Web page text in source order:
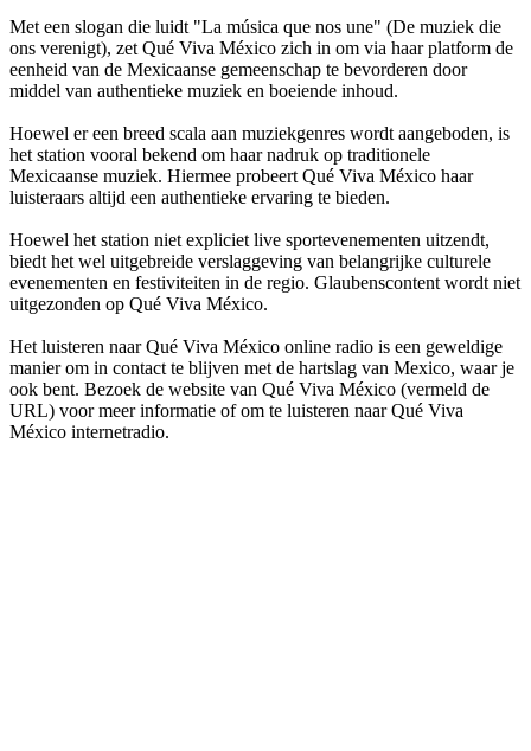
Met een slogan die luidt "La música que nos une" (De muziek die
ons verenigt), zet Qué Viva México zich in om via haar platform de
eenheid van de Mexicaanse gemeenschap te bevorderen door
middel van authentieke muziek en boeiende inhoud.
Hoewel er een breed scala aan muziekgenres wordt aangeboden, is
het station vooral bekend om haar nadruk op traditionele
Mexicaanse muziek. Hiermee probeert Qué Viva México haar
luisteraars altijd een authentieke ervaring te bieden.
Hoewel het station niet expliciet live sportevenementen uitzendt,
biedt het wel uitgebreide verslaggeving van belangrijke culturele
evenementen en festiviteiten in de regio. Glaubenscontent wordt niet
uitgezonden op Qué Viva México.
Het luisteren naar Qué Viva México online radio is een geweldige
manier om in contact te blijven met de hartslag van Mexico, waar je
ook bent. Bezoek de website van Qué Viva México (vermeld de
URL) voor meer informatie of om te luisteren naar Qué Viva
México internetradio.